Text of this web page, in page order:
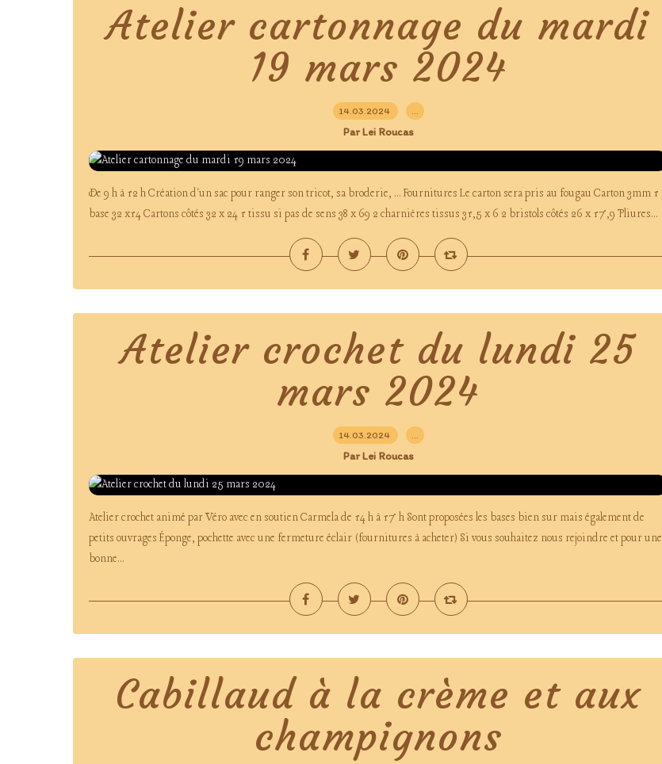
Atelier cartonnage du mardi
19 mars 2024
14.03.2024 …
Par Lei Roucas
De 9 h à 12 h Création d'un sac pour ranger son tricot, sa broderie, ... Fournitures Le carton sera pris au fougau Carton 3mm 1
base 32 x14 Cartons côtés 32 x 24 1 tissu si pas de sens 38 x 69 2 charnières tissus 31,5 x 6 2 bristols côtés 26 x 17,9 Pliures...
Atelier crochet du lundi 25
mars 2024
14.03.2024 …
Par Lei Roucas
Atelier crochet animé par Véro avec en soutien Carmela de 14 h à 17 h Sont proposées les bases bien sur mais également de
petits ouvrages Éponge, pochette avec une fermeture éclair (fournitures à acheter) Si vous souhaitez nous rejoindre et pour une
bonne...
Cabillaud à la crème et aux
champignons